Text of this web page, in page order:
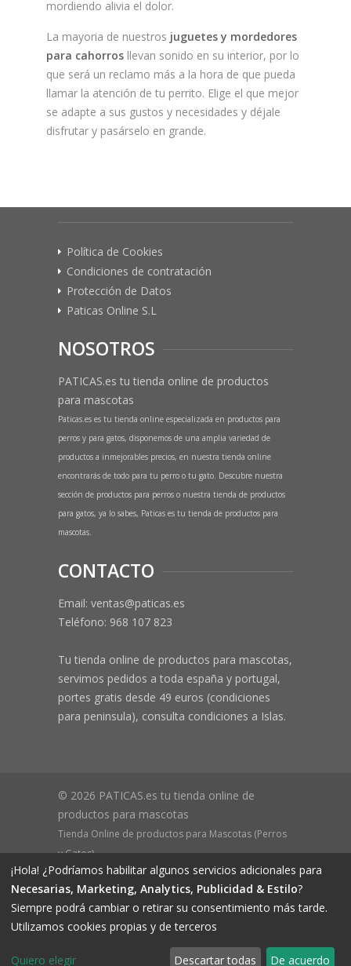
mordiendo alivia el dolor.
La mayoria de nuestros juguetes y mordedores
para cahorros llevan sonido en su interior, por lo
que será un reclamo más a la hora de que pueda
llamar la atención de tu perrito. Elige el que mejor
se adapte a sus gustos y necesidades y déjale
disfrutar y pasárselo en grande.
Política de Cookies
Condiciones de contratación
Protección de Datos
Paticas Online S.L
NOSOTROS
PATICAS.es tu tienda online de productos
para mascotas
Paticas.es es tu tienda online especializada en productos para
perros y para gatos, disponemos de una amplia variedad de
productos a inmejorables precios, en nuestra tienda online
encontrarás de todo para tu perro o tu gato. Descubre nuestra
sección de productos para perros o nuestra tienda de productos
para gatos, ya lo sabes, Paticas es tu tienda de productos para
mascotas.
CONTACTO
Email: ventas@paticas.es
Teléfono: 968 107 823
Tu tienda online de productos para mascotas,
servimos pedidos a toda españa y portugal,
portes gratis desde 49 euros (condiciones
para peninsula), consulta condiciones a Islas.
© 2026 PATICAS.es tu tienda online de
productos para mascotas
Tienda Online de productos para Mascotas (Perros
y Gatos)
CIF B73648305 Domicilio: Av Monteazahar, 4 1º Izq,
30570, Beniaján (MURCIA) - ESPAÑA Inscrita en el
Registro Mercantil de Murcia Hoja MU-72366, Tomo
2719, Folio 76.
¡Hola! ¿Podríamos habilitar algunos servicios adicionales para
Necesarias, Marketing, Analytics, Publicidad & Estilo?
Siempre podrá cambiar o retirar su consentimiento más tarde.
Utilizamos cookies propias y de terceros
Quiero elegir Descartar todas De acuerdo